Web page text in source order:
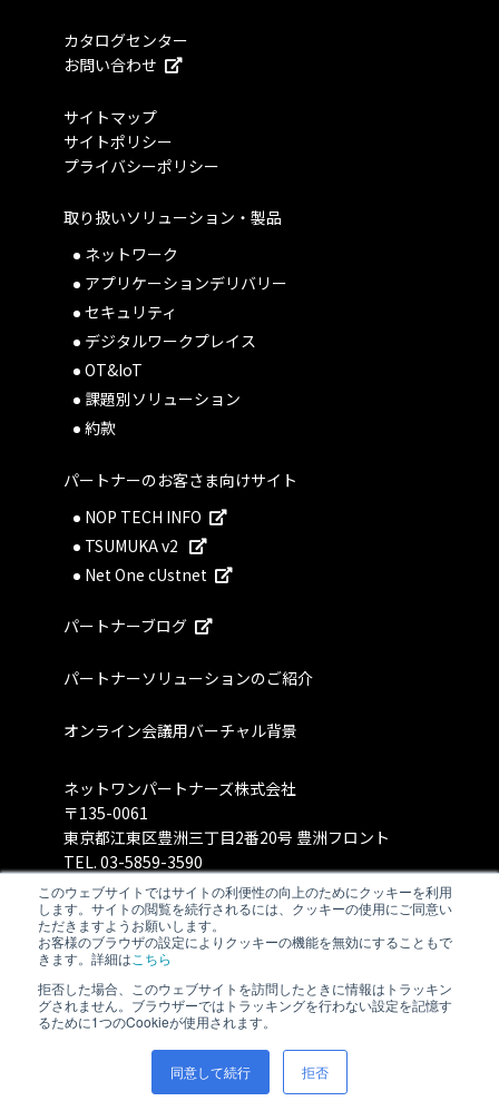
このウェブサイトではサイトの利便性の向上のためにクッキーを利用
します。サイトの閲覧を続行されるには、クッキーの使用にご同意い
ただきますようお願いします。
お客様のブラウザの設定によりクッキーの機能を無効にすることもで
きます。詳細は こちら
拒否した場合、このウェブサイトを訪問したときに情報はトラッキン
グされません。ブラウザーではトラッキングを行わない設定を記憶す
るために1つのCookieが使用されます。
同意して続行 拒否
カタログセンター
お問い合わせ
サイトマップ
サイトポリシー
プライバシーポリシー
取り扱いソリューション・製品
ネットワーク
アプリケーションデリバリー
セキュリティ
デジタルワークプレイス
OT&IoT
課題別ソリューション
約款
パートナーのお客さま向けサイト
NOP TECH INFO
TSUMUKA v2
Net One cUstnet
パートナーブログ
パートナーソリューションのご紹介
オンライン会議用バーチャル背景
ネットワンパートナーズ株式会社
〒135-0061
東京都江東区豊洲三丁目2番20号 豊洲フロント
TEL. 03-5859-3590
©Net One Partners Co., Ltd.